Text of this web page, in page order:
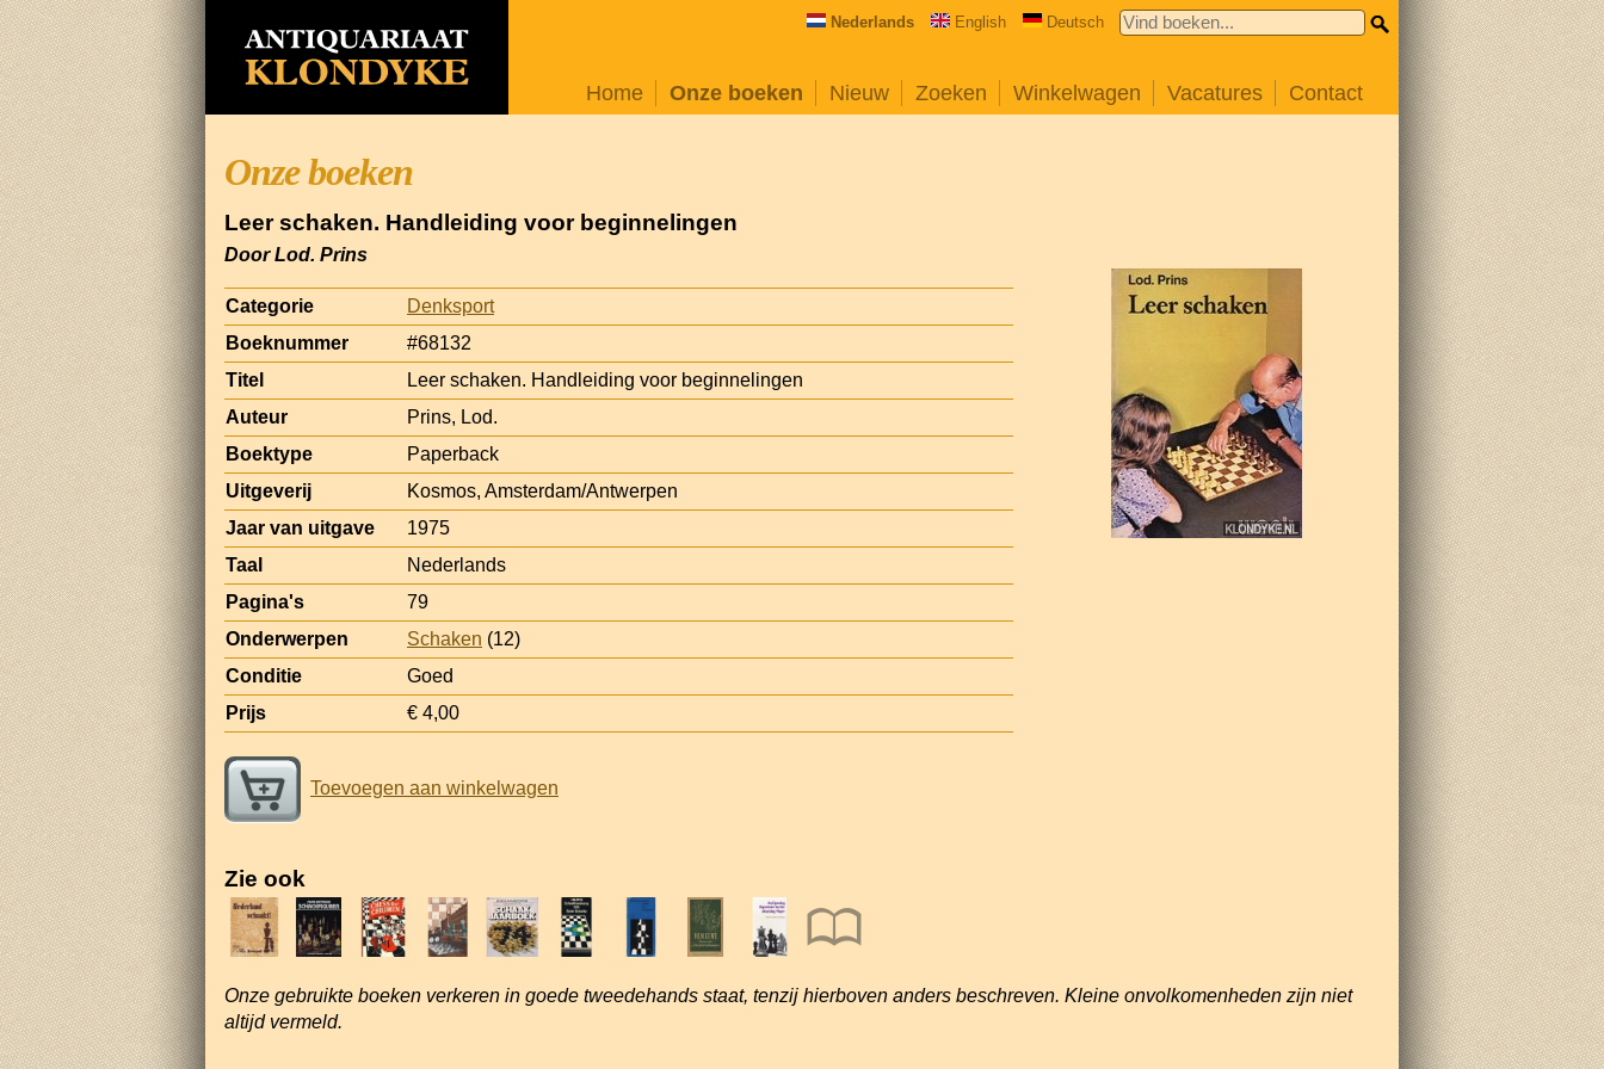
Nederlands English Deutsch
Home Onze boeken Nieuw Zoeken Winkelwagen Vacatures Contact
Onze boeken
Leer schaken. Handleiding voor beginnelingen
Door Lod. Prins
Categorie
Denksport
Boeknummer
#68132
Titel
Leer schaken. Handleiding voor beginnelingen
Auteur
Prins, Lod.
Boektype
Paperback
Uitgeverij
Kosmos, Amsterdam/Antwerpen
Jaar van uitgave
1975
Taal
Nederlands
Pagina's
79
Onderwerpen
Schaken (12)
Conditie
Goed
Prijs
€ 4,00
Toevoegen aan winkelwagen
Zie ook
Onze gebruikte boeken verkeren in goede tweedehands staat, tenzij hierboven anders beschreven. Kleine onvolkomenheden zijn niet
altijd vermeld.